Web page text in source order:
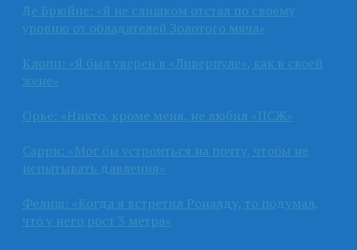
Де Брюйне: «Я не слишком отстал по своему
уровню от обладателей Золотого мяча»
Клопп: «Я был уверен в «Ливерпуле», как в своей
жене»
Орье: «Никто, кроме меня, не любил «ПСЖ»
Сарри: «Мог бы устроиться на почту, чтобы не
испытывать давления»
Фелиш: «Когда я встретил Роналду, то подумал,
что у него рост 3 метра»